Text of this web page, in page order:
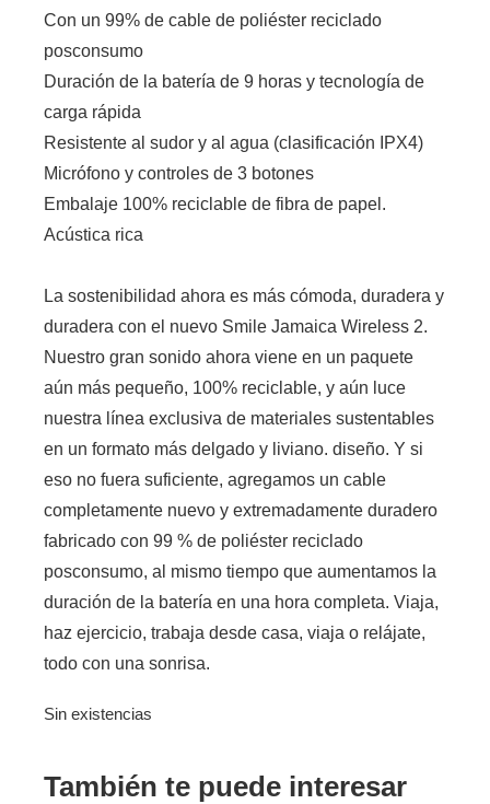
Con un 99% de cable de poliéster reciclado
posconsumo
Duración de la batería de 9 horas y tecnología de
carga rápida
Resistente al sudor y al agua (clasificación IPX4)
Micrófono y controles de 3 botones
Embalaje 100% reciclable de fibra de papel.
Acústica rica
La sostenibilidad ahora es más cómoda, duradera y
duradera con el nuevo Smile Jamaica Wireless 2.
Nuestro gran sonido ahora viene en un paquete
aún más pequeño, 100% reciclable, y aún luce
nuestra línea exclusiva de materiales sustentables
en un formato más delgado y liviano. diseño. Y si
eso no fuera suficiente, agregamos un cable
completamente nuevo y extremadamente duradero
fabricado con 99 % de poliéster reciclado
posconsumo, al mismo tiempo que aumentamos la
duración de la batería en una hora completa. Viaja,
haz ejercicio, trabaja desde casa, viaja o relájate,
todo con una sonrisa.
Sin existencias
También te puede interesar